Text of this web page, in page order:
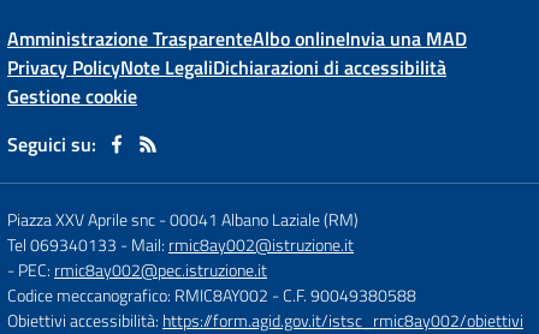
Amministrazione TrasparenteAlbo onlineInvia una MAD
Privacy PolicyNote LegaliDichiarazioni di accessibilità
Gestione cookie
Seguici su:
Piazza XXV Aprile snc-00041 Albano Laziale (RM)
Tel 069340133 - Mail: rmic8ay002@istruzione.it
- PEC: rmic8ay002@pec.istruzione.it
Codice meccanografico: RMIC8AY002 - C.F. 90049380588
Obiettivi accessibilità: https://form.agid.gov.it/istsc_rmic8ay002/obiettivi